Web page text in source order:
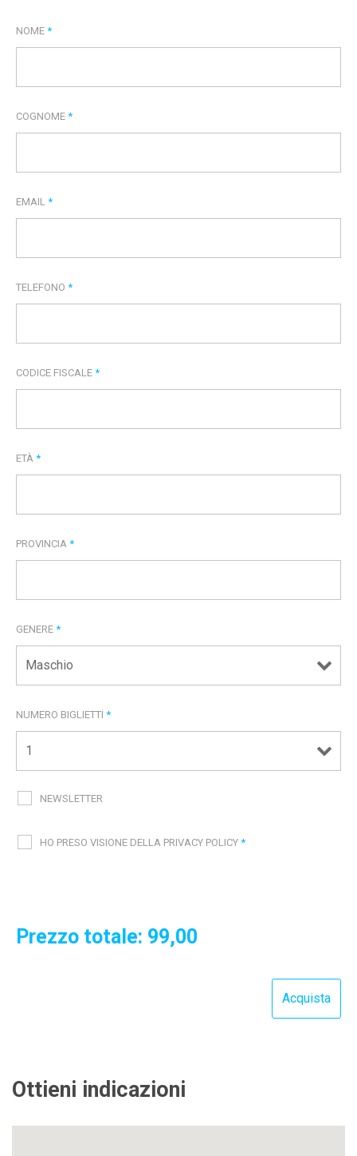
NOME *
COGNOME *
EMAIL *
TELEFONO *
CODICE FISCALE *
ETÀ *
PROVINCIA *
GENERE *
NUMERO BIGLIETTI *
NEWSLETTER
HO PRESO VISIONE DELLA PRIVACY POLICY *
Prezzo totale: 99,00
Ottieni indicazioni